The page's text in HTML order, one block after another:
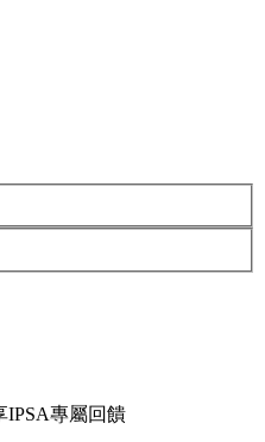
IPSA專屬回饋